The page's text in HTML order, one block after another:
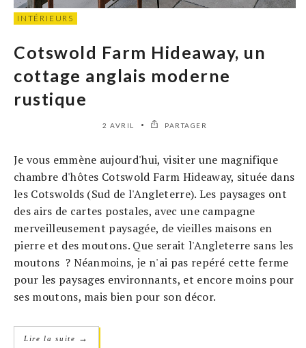
INTÉRIEURS
Cotswold Farm Hideaway, un
cottage anglais moderne
rustique
2 AVRIL PARTAGER
Je vous emmène aujourd'hui, visiter une magnifique
chambre d'hôtes Cotswold Farm Hideaway, située dans
les Cotswolds (Sud de l'Angleterre). Les paysages ont
des airs de cartes postales, avec une campagne
merveilleusement paysagée, de vieilles maisons en
pierre et des moutons. Que serait l'Angleterre sans les
moutons ? Néanmoins, je n'ai pas repéré cette ferme
pour les paysages environnants, et encore moins pour
ses moutons, mais bien pour son décor.
Lire la suite →